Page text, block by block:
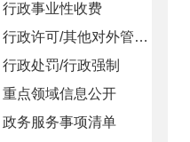
意见征集
意见反馈
政协委员提案
行政事业性收费
行政许可/其他对外管理服务
行政处罚/行政强制
重点领域信息公开
应急管理
政务服务事项清单